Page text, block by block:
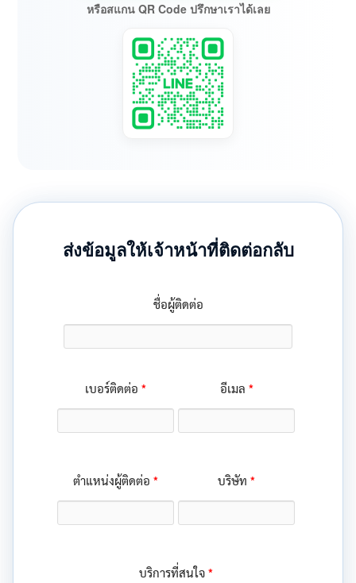
หรือสแกน QR Code ปรึกษาเราได้เลย
ส่งข้อมูลให้เจ้าหน้าที่ติดต่อกลับ
ชื่อผู้ติดต่อ
เบอร์ติดต่อ * อีเมล *
ตำแหน่งผู้ติดต่อ * บริษัท *
บริการที่สนใจ *